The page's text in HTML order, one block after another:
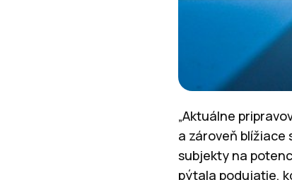
„Aktuálne
a zároveň blížiace
subjekty na
pýtala podujatie,